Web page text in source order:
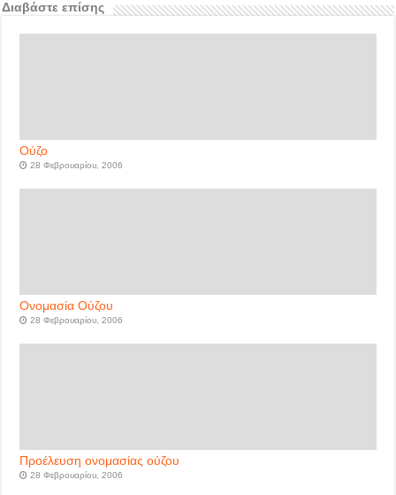
Διαβάστε επίσης
Ούζο
28 Φεβρουαρίου, 2006
Ονομασία Ούζου
28 Φεβρουαρίου, 2006
Προέλευση ονομασίας ούζου
28 Φεβρουαρίου, 2006